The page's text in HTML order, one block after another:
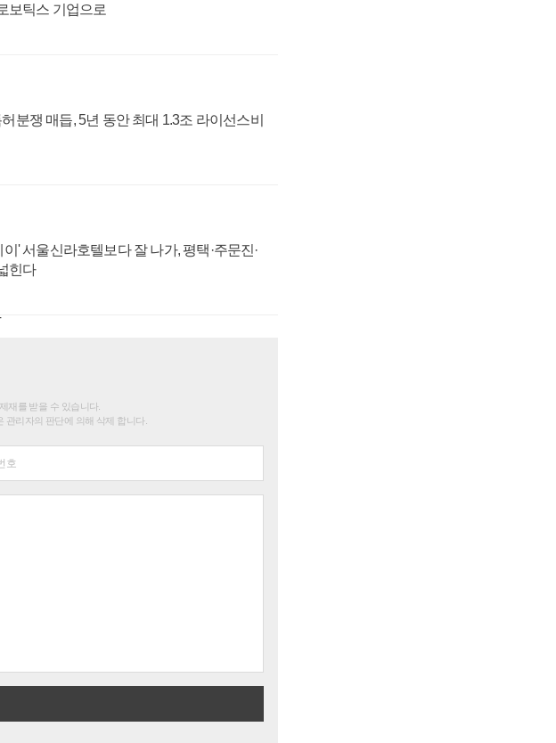
보틱스 기업으로
분쟁 매듭, 5년 동안 최대 1.3조 라이선스비
' 서울신라호텔보다 잘 나가, 평택·주문진·
힌다
재를 받을 수 있습니다.
리자의 판단에 의해 삭제 합니다.